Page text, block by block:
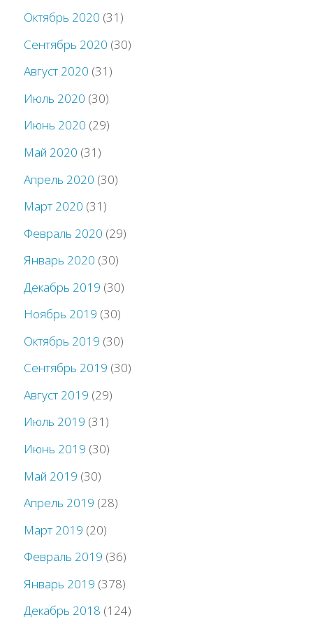
Октябрь 2020 (31)
Сентябрь 2020 (30)
Август 2020 (31)
Июль 2020 (30)
Июнь 2020 (29)
Май 2020 (31)
Апрель 2020 (30)
Март 2020 (31)
Февраль 2020 (29)
Январь 2020 (30)
Декабрь 2019 (30)
Ноябрь 2019 (30)
Октябрь 2019 (30)
Сентябрь 2019 (30)
Август 2019 (29)
Июль 2019 (31)
Июнь 2019 (30)
Май 2019 (30)
Апрель 2019 (28)
Март 2019 (20)
Февраль 2019 (36)
Январь 2019 (378)
Декабрь 2018 (124)